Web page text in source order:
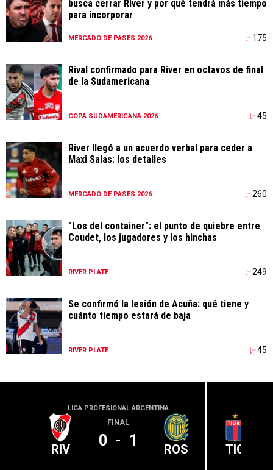
busca cerrar River y por qué tendrá más tiempo
para incorporar
MERCADO DE PASES 2026 175
Rival confirmado para River en octavos de final
de la Sudamericana
COPA SUDAMERICANA 2026 45
River llegó a un acuerdo verbal para ceder a
Maxi Salas: los detalles
MERCADO DE PASES 2026 260
"Los del container": el punto de quiebre entre
Coudet, los jugadores y los hinchas
RIVER PLATE 249
Se confirmó la lesión de Acuña: qué tiene y
cuánto tiempo estará de baja
RIVER PLATE 45
LIGA PROFESIONAL ARGENTINA
RIV
FINAL
0 - 1 ROS TIG